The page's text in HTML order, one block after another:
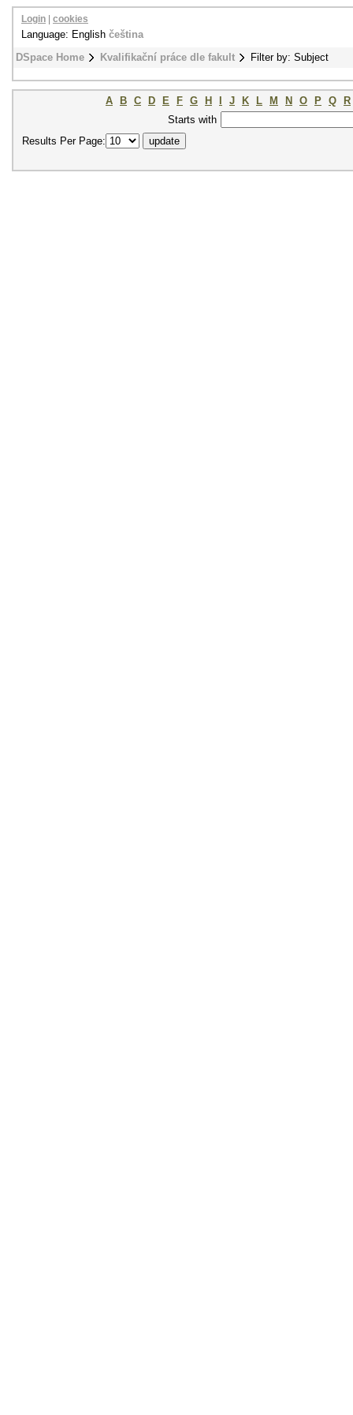
DSpace Home Kvalifikační práce dle fakult Filter by: Subject
Login cookies
Language: English čeština
A B C D E F G H J K L M N O P Q
R
Starts with
Results Per Page: